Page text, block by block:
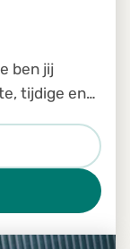
ben jij
tijdige en
Je bent een